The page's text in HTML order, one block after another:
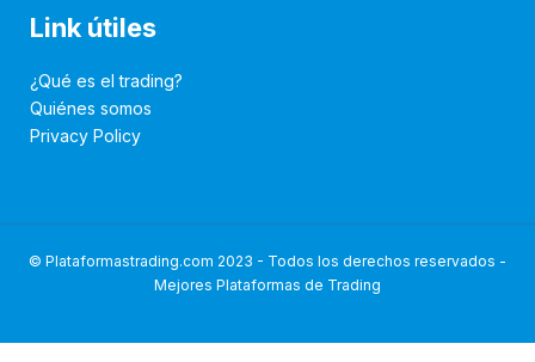
Link útiles
¿Qué es el trading?
Quiénes somos
Privacy Policy
© Plataformastrading.com 2023 - Todos los derechos reservados -
Mejores Plataformas de Trading